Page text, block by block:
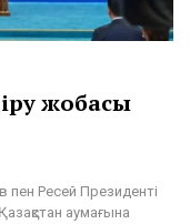
жобасы
пен Ресей Президенті
аумағына